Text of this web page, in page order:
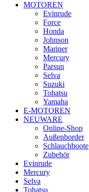
MOTOREN
Evinrude
Force
Honda
Johnson
Mariner
Mercury
Parsun
Selva
Suzuki
Tohatsu
Yamaha
E-MOTOREN
NEUWARE
Online-Shop
Außenborder
Schlauchboote
Zubehör
Evinrude
Mercury
Selva
Tohatsu